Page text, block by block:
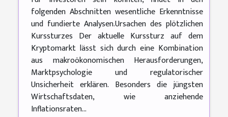
folgenden Abschnitten wesentliche Erkenntnisse
und fundierte Analysen.Ursachen des plötzlichen
Kurssturzes Der aktuelle Kurssturz auf dem
Kryptomarkt lässt sich durch eine Kombination
aus makroökonomischen Herausforderungen,
Marktpsychologie und regulatorischer
Unsicherheit erklären. Besonders die jüngsten
Wirtschaftsdaten, wie anziehende
Inflationsraten...